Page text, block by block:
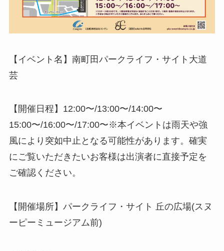
【イベント名】南町田パークライフ・サイト大道
芸
【開催日程】12:00〜/13:00〜/14:00〜
15:00〜/16:00〜/17:00〜※本イベントは雨天や強
風により突如中止となる可能性があります。確実
にご覧いただきたいお客様は出演者に直接予定を
ご確認ください。
【開催場所】パークライフ・サイト 丘の広場(スヌ
ーピーミュージアム前)